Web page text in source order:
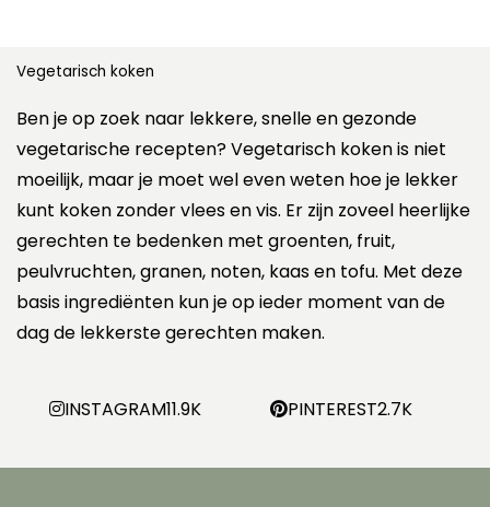
Vegetarisch koken
Ben je op zoek naar lekkere, snelle en gezonde
vegetarische recepten? Vegetarisch koken is niet
moeilijk, maar je moet wel even weten hoe je lekker
kunt koken zonder vlees en vis. Er zijn zoveel heerlijke
gerechten te bedenken met groenten, fruit,
peulvruchten, granen, noten, kaas en tofu. Met deze
basis ingrediënten kun je op ieder moment van de
dag de lekkerste gerechten maken.
INSTAGRAM11.9K PINTEREST2.7K